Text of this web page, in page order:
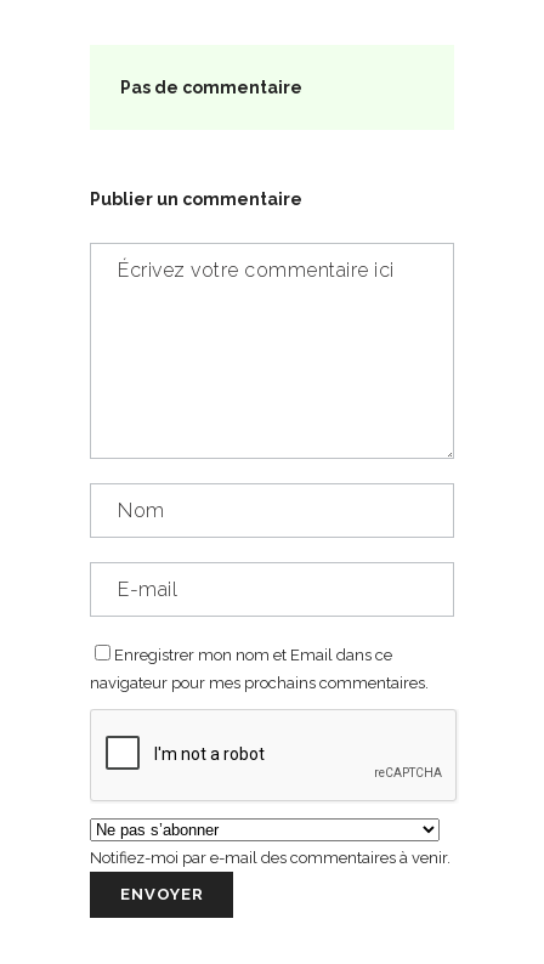
Pas de commentaire
Publier un commentaire
Enregistrer mon nom et Email dans ce
navigateur pour mes prochains commentaires.
Notifiez-moi par e-mail des commentaires à venir.